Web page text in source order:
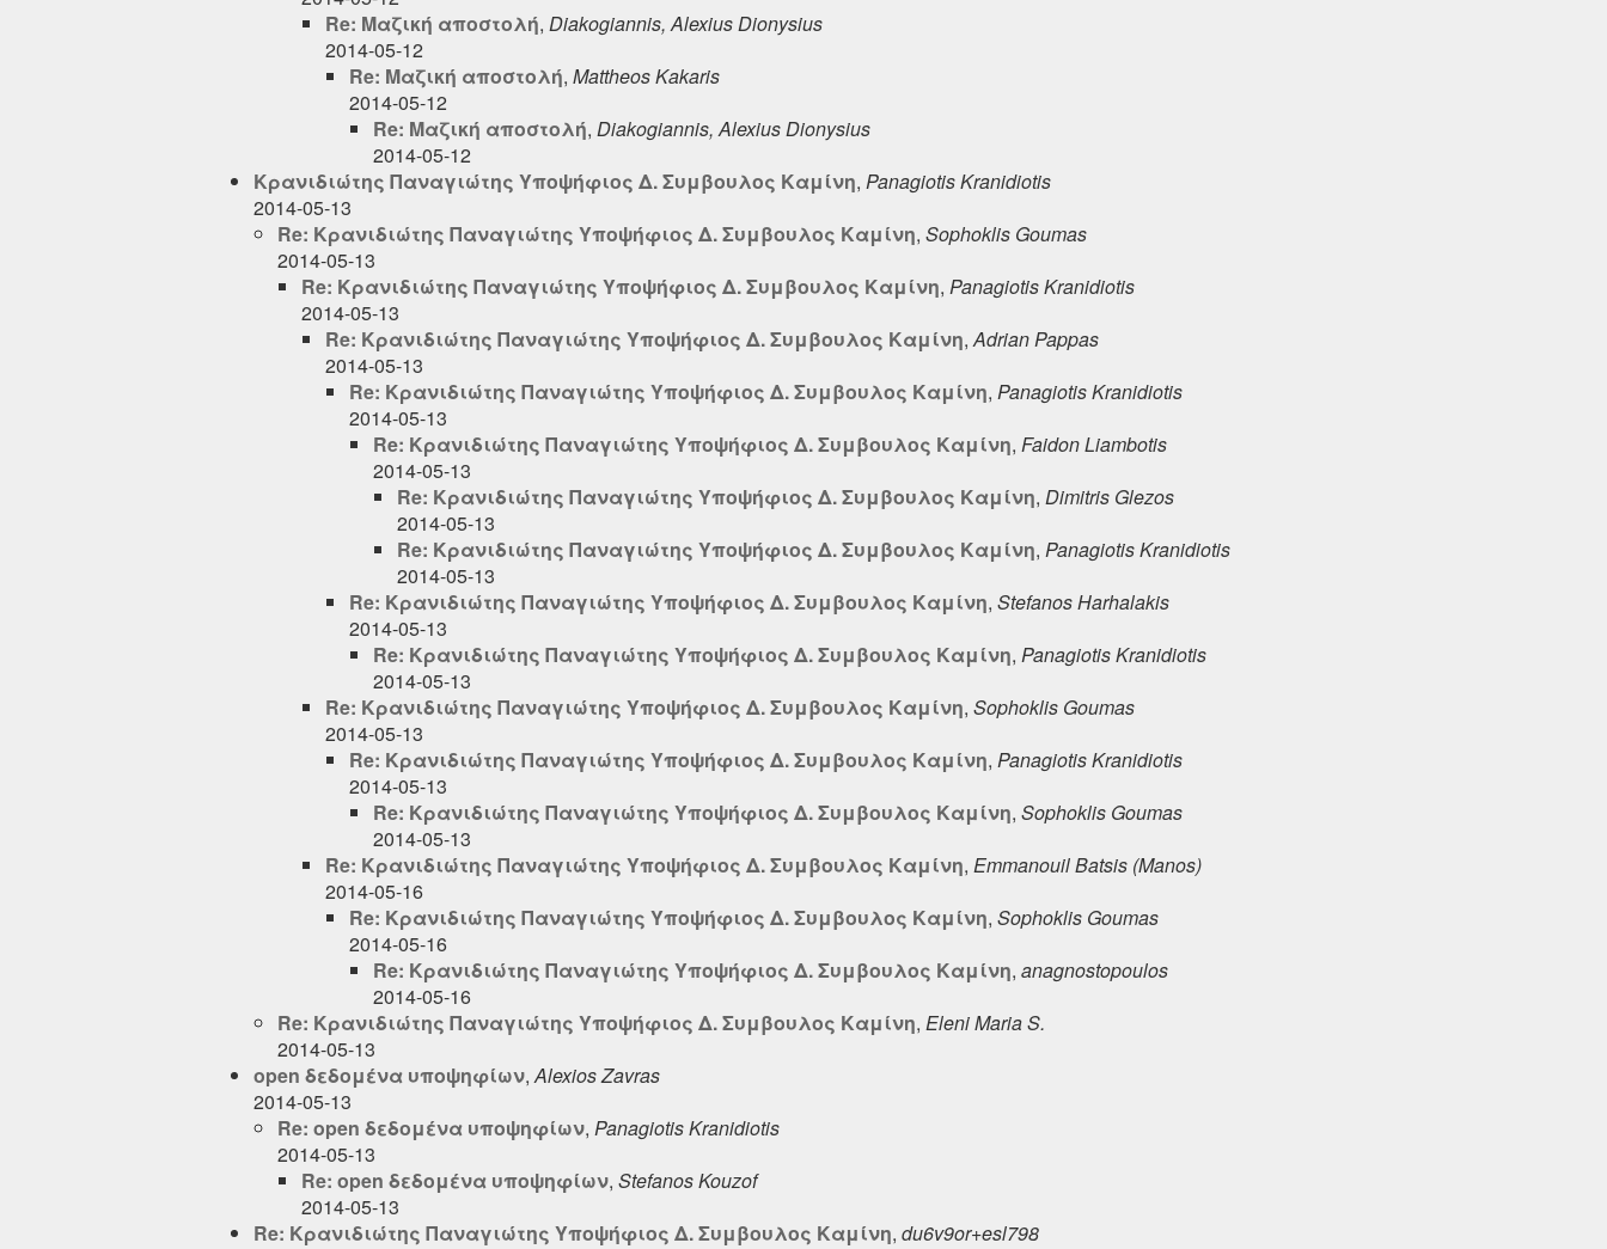
Re: Μαζική αποστολή, Diakogiannis, Alexius Dionysius
2014-05-12
Re: Μαζική αποστολή, Mattheos Kakaris
2014-05-12
Re: Μαζική αποστολή, Diakogiannis, Alexius Dionysius
2014-05-12
Κρανιδιώτης Παναγιώτης Υποψήφιος Δ. Συμβουλος Καμίνη, Panagiotis Kranidiotis
2014-05-13
Re: Κρανιδιώτης Παναγιώτης Υποψήφιος Δ. Συμβουλος Καμίνη, Sophoklis Goumas
2014-05-13
Re: Κρανιδιώτης Παναγιώτης Υποψήφιος Δ. Συμβουλος Καμίνη, Panagiotis Kranidiotis
2014-05-13
Re: Κρανιδιώτης Παναγιώτης Υποψήφιος Δ. Συμβουλος Καμίνη,Adrian Pappas
2014-05-13
Re: Κρανιδιώτης Παναγιώτης Υποψήφιος Δ. Συμβουλος Καμίνη, Panagiotis Kranidiotis
2014-05-13
Re: Κρανιδιώτης Παναγιώτης Υποψήφιος Δ. Συμβουλος Καμίνη, Faidon Liambotis
2014-05-13
Re: Κρανιδιώτης Παναγιώτης Υποψήφιος Δ. Συμβουλος Καμίνη, Dimitris Glezos
2014-05-13
Re: Κρανιδιώτης Παναγιώτης Υποψήφιος Δ. Συμβουλος Καμίνη, Panagiotis Kranidiotis
2014-05-13
Re: Κρανιδιώτης Παναγιώτης Υποψήφιος Δ. Συμβουλος Καμίνη, Stefanos Harhalakis
2014-05-13
Re: Κρανιδιώτης Παναγιώτης Υποψήφιος Δ. Συμβουλος Καμίνη, Panagiotis Kranidiotis
2014-05-13
Re: Κρανιδιώτης Παναγιώτης Υποψήφιος Δ. Συμβουλος Καμίνη, Sophoklis Goumas
2014-05-13
Re: Κρανιδιώτης Παναγιώτης Υποψήφιος Δ. Συμβουλος Καμίνη, Panagiotis Kranidiotis
2014-05-13
Re: Κρανιδιώτης Παναγιώτης Υποψήφιος Δ. Συμβουλος Καμίνη, Sophoklis Goumas
2014-05-13
Re: Κρανιδιώτης Παναγιώτης Υποψήφιος Δ. Συμβουλος Καμίνη, Emmanouil Batsis (Manos)
2014-05-16
Re: Κρανιδιώτης Παναγιώτης Υποψήφιος Δ. Συμβουλος Καμίνη, Sophoklis Goumas
2014-05-16
Re: Κρανιδιώτης Παναγιώτης Υποψήφιος Δ. Συμβουλος Καμίνη, anagnostopoulos
2014-05-16
Re: Κρανιδιώτης Παναγιώτης Υποψήφιος Δ. Συμβουλος Καμίνη, Eleni Maria S.
2014-05-13
open δεδομένα υποψηφίων,Alexios Zavras
2014-05-13
Re: open δεδομένα υποψηφίων, Panagiotis Kranidiotis
2014-05-13
Re: open δεδομένα υποψηφίων, Stefanos Kouzof
2014-05-13
Re: Κρανιδιώτης Παναγιώτης Υποψήφιος Δ. Συμβουλος Καμίνη, du6v9or+esl798